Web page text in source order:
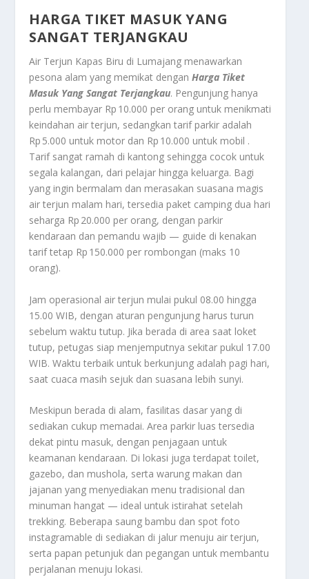
HARGA TIKET MASUK YANG
SANGAT TERJANGKAU
Air Terjun Kapas Biru di Lumajang menawarkan
pesona alam yang memikat denganHarga Tiket
Masuk Yang Sangat Terjangkau. Pengunjung hanya
perlu membayar Rp 10.000 per orang untuk menikmati
keindahan air terjun, sedangkan tarif parkir adalah
Rp 5.000 untuk motor dan Rp 10.000 untuk mobil .
Tarif sangat ramah di kantong sehingga cocok untuk
segala kalangan, dari pelajar hingga keluarga. Bagi
yang ingin bermalam dan merasakan suasana magis
air terjun malam hari, tersedia paket camping dua hari
seharga Rp 20.000 per orang, dengan parkir
kendaraan dan pemandu wajib — guide di kenakan
tarif tetap Rp 150.000 per rombongan (maks 10
orang).
Jam operasional air terjun mulai pukul 08.00 hingga
15.00 WIB, dengan aturan pengunjung harus turun
sebelum waktu tutup. Jika berada di area saat loket
tutup, petugas siap menjemputnya sekitar pukul 17.00
WIB. Waktu terbaik untuk berkunjung adalah pagi hari,
saat cuaca masih sejuk dan suasana lebih sunyi.
Meskipun berada di alam, fasilitas dasar yang di
sediakan cukup memadai. Area parkir luas tersedia
dekat pintu masuk, dengan penjagaan untuk
keamanan kendaraan. Di lokasi juga terdapat toilet,
gazebo, dan mushola, serta warung makan dan
jajanan yang menyediakan menu tradisional dan
minuman hangat — ideal untuk istirahat setelah
trekking. Beberapa saung bambu dan spot foto
instagramable di sediakan di jalur menuju air terjun,
serta papan petunjuk dan pegangan untuk membantu
perjalanan menuju lokasi.